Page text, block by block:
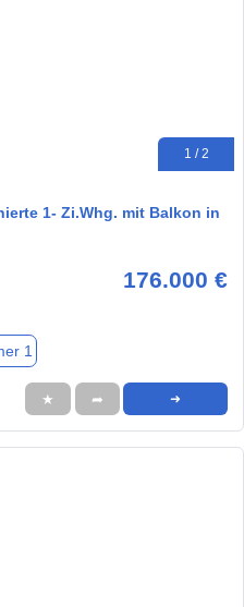
1 / 2
1- Zi.Whg. mit Balkon in
176.000 €
1
★ ➦ ➜